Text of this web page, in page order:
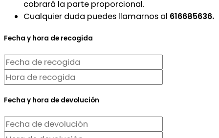
cobrará la parte proporcional.
Cualquier duda puedes llamarnos al 616685636.
Fecha y hora de recogida
Fecha y hora de devolución